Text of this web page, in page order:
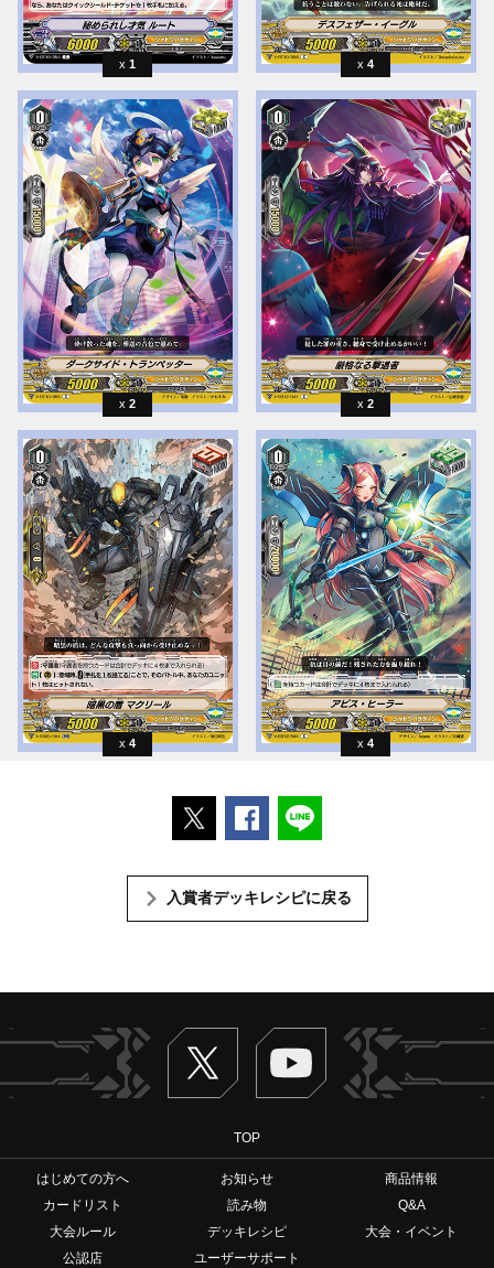
1 4
2 2
4 4
ポストするFacebookでシェアする
入賞者デッキレシピに戻る
Twitter ヴァンガードch
TOP
はじめての方へ お知らせ
商品情報
カードリスト
読み物
Q&A
大会ルール
デッキレシピ
大会・イベント
公認店
ユーザーサポート